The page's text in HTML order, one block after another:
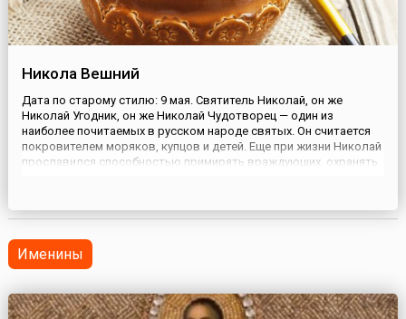
Никола Вешний
Дата по старому стилю: 9 мая. Святитель Николай, он же
Николай Угодник, он же Николай Чудотворец — один из
наиболее почитаемых в русском народе святых. Он считается
покровителем моряков, купцов и детей. Еще при жизни Николай
прославился способностью примирять враждующих, охранять
Именины